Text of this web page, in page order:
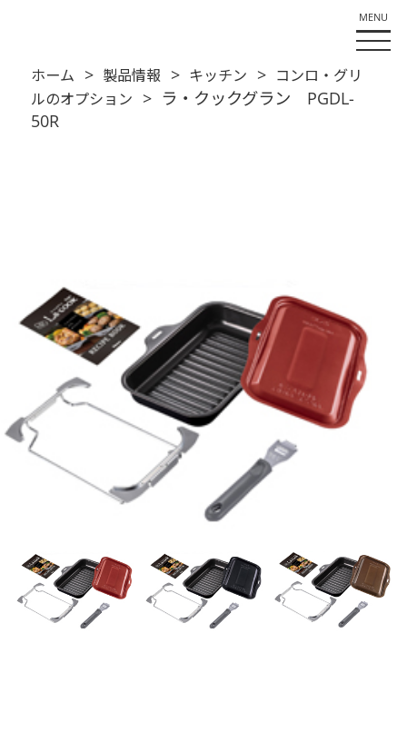
ホーム > 製品情報 > キッチン > コンロ・グリ
ルのオプション > ラ・クックグラン PGDL-
50R